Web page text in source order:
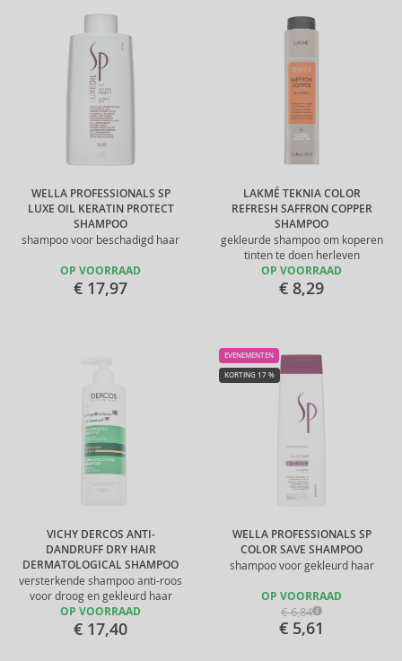
WELLA PROFESSIONALS SP
LUXE OIL KERATIN PROTECT
SHAMPOO
shampoo voor beschadigd haar
OP VOORRAAD
€ 17,97
LAKMÉ TEKNIA COLOR
REFRESH SAFFRON COPPER
SHAMPOO
gekleurde shampoo om koperen
tinten te doen herleven
OP VOORRAAD
€ 8,29
VICHY DERCOS ANTI-
DANDRUFF DRY HAIR
DERMATOLOGICAL SHAMPOO
versterkende shampoo anti-roos
voor droog en gekleurd haar
OP VOORRAAD
€ 17,40
WELLA PROFESSIONALS SP
COLOR SAVE SHAMPOO
shampoo voor gekleurd haar
EVENEMENTEN
KORTING 17 %
OP VOORRAAD
€ 6,84
€ 5,61